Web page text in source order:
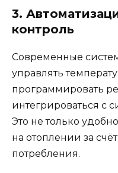
3.
контроль
Современные
управлять
программировать
интегрироваться с
Это не только
на отоплении за
потребления.